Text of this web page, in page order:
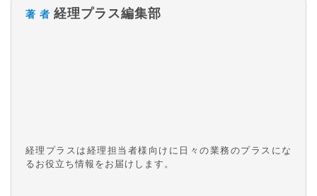
著 者 経理プラス編集部
経理プラスは経理担当者様向けに日々の業務のプラスにな
るお役立ち情報をお届けします。